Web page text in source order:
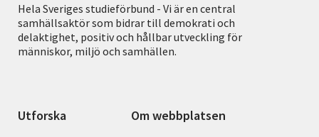
Hela Sveriges studieförbund - Vi är en central
samhällsaktör som bidrar till demokrati och
delaktighet, positiv och hållbar utveckling för
människor, miljö och samhällen.
Utforska Om webbplatsen